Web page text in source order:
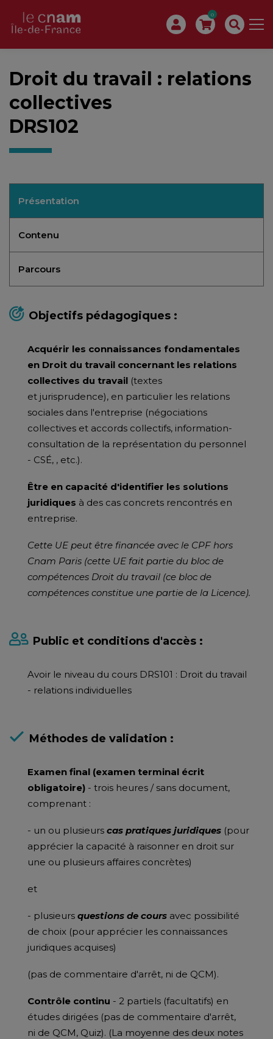
0
Droit du travail : relations
collectives
DRS102
Présentation
Contenu
Parcours
Objectifs pédagogiques :
Acquérir les connaissances fondamentales
en Droit du travail concernant les relations
collectives du travail (textes
et jurisprudence), en particulier les relations
sociales dans l'entreprise (négociations
collectives et accords collectifs, information-
consultation de la représentation du personnel
- CSÉ, , etc.).
Être en capacité d'identifier les solutions
juridiques à des cas concrets rencontrés en
entreprise.
Cette UE peut être financée avec le CPF hors
Cnam Paris (cette UE fait partie du bloc de
compétences Droit du travail (ce bloc de
compétences constitue une partie de la Licence).
Public et conditions d'accès :
Avoir le niveau du cours DRS101 : Droit du travail
- relations individuelles
Méthodes de validation :
Examen final (examen terminal écrit
obligatoire) - trois heures / sans document,
comprenant :
- un ou plusieurs cas pratiques juridiques (pour
apprécier la capacité à raisonner en droit sur
une ou plusieurs affaires concrètes)
et
- plusieurs questions de cours avec possibilité
de choix (pour apprécier les connaissances
juridiques acquises)
(pas de commentaire d'arrêt, ni de QCM).
Contrôle continu - 2 partiels (facultatifs) en
études dirigées (pas de commentaire d'arrêt,
ni de QCM, Quiz). (La moyenne des deux notes